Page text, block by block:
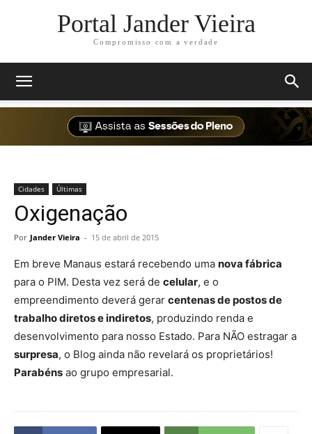
Portal Jander Vieira
Compromisso com a verdade
Cidades Últimas
Oxigenação
Por Jander Vieira - 15 de abril de 2015
Em breve Manaus estará recebendo uma nova fábrica
para o PIM. Desta vez será de celular, e o
empreendimento deverá gerar centenas de postos de
trabalho diretos e indiretos, produzindo renda e
desenvolvimento para nosso Estado. Para NÃO estragar a
surpresa, o Blog ainda não revelará os proprietários!
Parabéns ao grupo empresarial.